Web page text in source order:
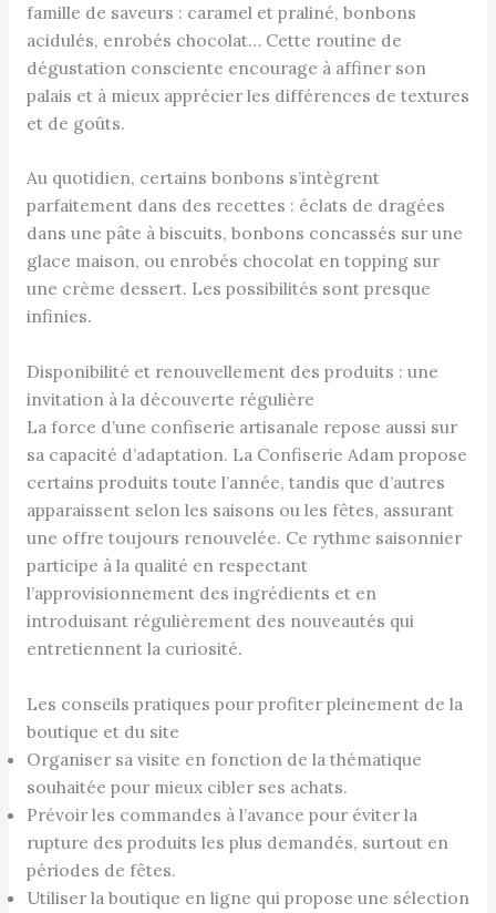
famille de saveurs : caramel et praliné, bonbons
acidulés, enrobés chocolat… Cette routine de
dégustation consciente encourage à affiner son
palais et à mieux apprécier les différences de textures
et de goûts.
Au quotidien, certains bonbons s’intègrent
parfaitement dans des recettes : éclats de dragées
dans une pâte à biscuits, bonbons concassés sur une
glace maison, ou enrobés chocolat en topping sur
une crème dessert. Les possibilités sont presque
infinies.
Disponibilité et renouvellement des produits : une
invitation à la découverte régulière
La force d’une confiserie artisanale repose aussi sur
sa capacité d’adaptation. La Confiserie Adam propose
certains produits toute l’année, tandis que d’autres
apparaissent selon les saisons ou les fêtes, assurant
une offre toujours renouvelée. Ce rythme saisonnier
participe à la qualité en respectant
l’approvisionnement des ingrédients et en
introduisant régulièrement des nouveautés qui
entretiennent la curiosité.
Les conseils pratiques pour profiter pleinement de la
boutique et du site
Organiser sa visite en fonction de la thématique
souhaitée pour mieux cibler ses achats.
Prévoir les commandes à l’avance pour éviter la
rupture des produits les plus demandés, surtout en
périodes de fêtes.
Utiliser la boutique en ligne qui propose une sélection